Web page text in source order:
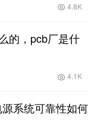
4.8K
的，pcb厂是什
4.1K
系统可靠性如何